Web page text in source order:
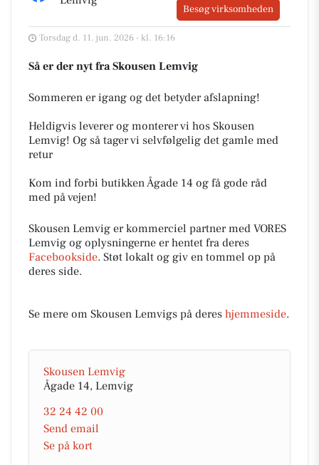
Besøg virksomheden
Torsdag d. 11. jun. 2026 - kl. 16:16
Så er der nyt fra Skousen Lemvig
Sommeren er igang og det betyder afslapning!
Heldigvis leverer og monterer vi hos Skousen
Lemvig! Og så tager vi selvfølgelig det gamle med
retur
Kom ind forbi butikken Ågade 14 og få gode råd
med på vejen!
Skousen Lemvig er kommerciel partner med VORES
Lemvig og oplysningerne er hentet fra deres
Facebookside. Støt lokalt og giv en tommel op på
deres side.
Se mere om Skousen Lemvigs på deres hjemmeside.
Skousen Lemvig
Ågade 14, Lemvig
32 24 42 00
Send email
Se på kort